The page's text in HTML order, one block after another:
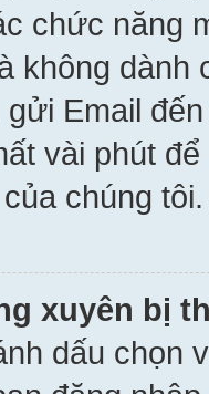
chức năng
không
Email
vài phút
chúng tôi.
xuyên bị
dấu chọn